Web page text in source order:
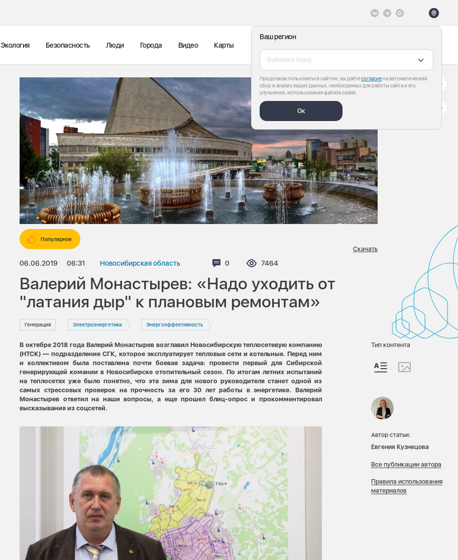
Ваш регион
Выберите город
Продолжая пользоваться сайтом, вы даётесогласиена автоматический
сбор и анализ ваших данных, необходимых для работы сайта и его
улучшения, использование файлов cookie.
Ок
Экология Безопасность Люди Города Видео Карты
Популярное
06.06.2019 06:31 Новосибирская область Комментариев:
0 Просмотров:
7464
Скачать
Валерий Монастырев: «Надо уходить от
"латания дыр" к плановым ремонтам»
Генерация Электроэнергетика Энергоэффективность
В октябре 2018 года Валерий Монастырев возглавил Новосибирскую теплосетевую компанию
(НТСК) — подразделение СГК, которое эксплуатирует тепловые сети и котельные. Перед ним
и коллективом была поставлена почти боевая задача: провести первый для Сибирской
генерирующей комании в Новосибирске отопительный сезон. По итогам летних испытаний
на теплосетях уже было понятно, что эта зима для нового руководителя станет одной из
самых стрессовых проверок на прочность за его 30 лет работы в энергетике. Валерий
Монастырев ответил на наши вопросы, а еще прошел блиц-опрос и прокомментировал
высказывания из соцсетей.
Тип контента
Автор статьи:
Евгения Кузнецова
Все публикации автора
Правила использования
материалов